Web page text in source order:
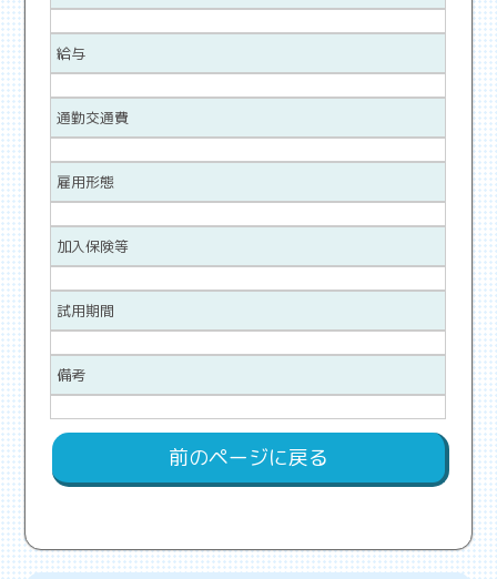
給与
通勤交通費
雇用形態
加入保険等
試用期間
備考
前のページに戻る